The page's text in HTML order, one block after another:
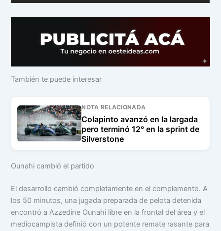
También te puede interesar
NOTA RELACIONADA
Colapinto avanzó en la largada
pero terminó 12° en la sprint de
Silverstone
Ounahi cambió el partido
El desarrollo cambió completamente en el complemento. A
los 50 minutos, una jugada preparada de pelota detenida
encontró a Azzedine Ounahi libre en la frontal del área y el
mediocampista definió con un potente remate rasante para